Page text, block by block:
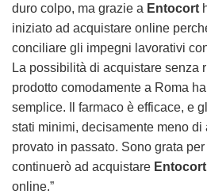
duro colpo, ma grazie a Entocort
iniziato ad acquistare online
conciliare gli impegni lavorativi
La possibilità di acquistare senza
prodotto comodamente a Roma
semplice. Il farmaco è efficace, e
stati minimi, decisamente meno di
provato in passato. Sono grata
continuerò ad acquistare Entocort
online.”